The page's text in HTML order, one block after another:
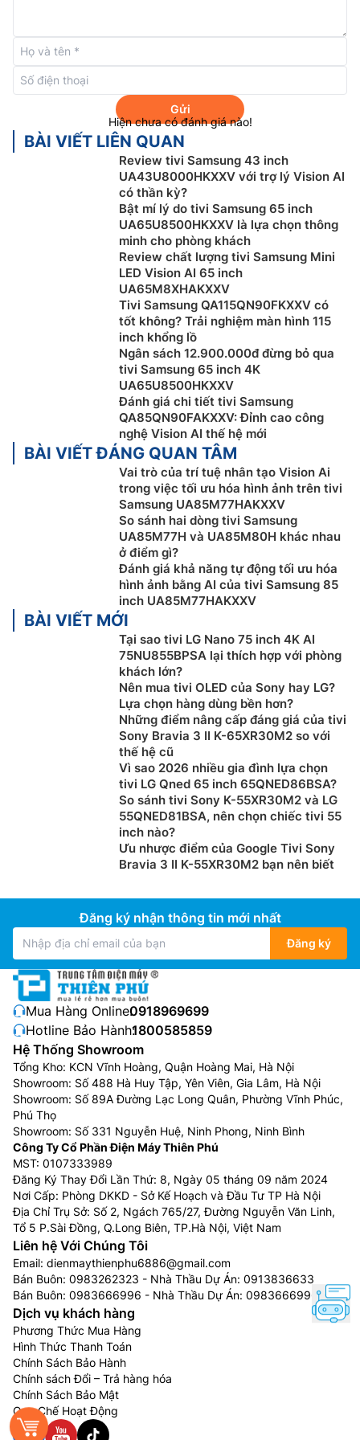
Năm ra mắt: 2026
Hệ điều hành One UI Tizen
One UI Tizen mang đến trải nghiệm liền mạch và đồng
nhất trên các thiết bị Samsung. Samsung Tizen OS
giúp bạn tận hưởng trọn vẹn những đổi mới công nghệ
mới nhất của Samsung — từ truy cập nhanh nội dung
yêu thích, quản lý AI tiện lợi đến khả năng bảo mật
mạnh mẽ với Samsung Knox Security. Đặc biệt, One UI
Tizen sẽ hỗ trợ nâng cấp Tizen OS trong 7 năm tiếp
theo, đảm bảo bạn luôn được trải nghiệm các ứng
dụng và dịch vụ mới nhất.
Bảo mật Samsung Knox
Bảo mật Samsung Knox giúp bảo vệ
UA85M77HAKXXV của bạn mọi lúc. Dữ liệu nhạy cảm
như mật khẩu được bảo mật tuyệt đối, các thiết bị IoT
kết nối được giám sát liên tục và các ứng dụng hoặc
trang web độc hại sẽ bị chặn tự động. Với các bản cập
nhật bảo mật liên tục, TV của bạn luôn an toàn và sẵn
sàng cho trải nghiệm xem an toàn.
Công nghệ hình ảnh trên tivi Samsung 85
inch UA85M77HAKXXV
Bộ xử lý Mini LED 4K:Bộ xử lý Mini LED 4K ứng dụng
công nghệ xử lý độc quyền của Samsung, mang đến
khả năng tái hiện chi tiết tinh xảo hơn, nâng cấp nội
dung với độ chính xác cao để đạt độ rõ nét 4K sống
động, đồng thời tối ưu âm thanh phù hợp với môi
trường xem của bạn.
Đèn nền Mini LED:Sử dụng các đèn nền có kích thước
nhỏ hơn đáng kể so với đèn LED thông thường, công
nghệ đèn nền Mini LED giúp kiểm soát ánh sáng với
độ chính xác cực cao, làm nổi bật các chi tiết tinh vi
và chiều sâu đầy chân thực, mang đến trải nghiệm
hình ảnh sắc nét chuẩn đời thật và độ tương phản
Gửi
Hiện chưa có đánh giá nào!
BÀI VIẾT LIÊN QUAN
Review tivi Samsung 43 inch
UA43U8000HKXXV với trợ lý Vision AI
có thần kỳ?
Bật mí lý do tivi Samsung 65 inch
UA65U8500HKXXV là lựa chọn thông
minh cho phòng khách
Review chất lượng tivi Samsung Mini
LED Vision AI 65 inch
UA65M8XHAKXXV
Tivi Samsung QA115QN90FKXXV có
tốt không? Trải nghiệm màn hình 115
inch khổng lồ
Ngân sách 12.900.000đ đừng bỏ qua
tivi Samsung 65 inch 4K
UA65U8500HKXXV
Đánh giá chi tiết tivi Samsung
QA85QN90FAKXXV: Đỉnh cao công
nghệ Vision AI thế hệ mới
BÀI VIẾT ĐÁNG QUAN TÂM
Vai trò của trí tuệ nhân tạo Vision Ai
trong việc tối ưu hóa hình ảnh trên tivi
Samsung UA85M77HAKXXV
So sánh hai dòng tivi Samsung
UA85M77H và UA85M80H khác nhau
ở điểm gì?
Đánh giá khả năng tự động tối ưu hóa
hình ảnh bằng AI của tivi Samsung 85
inch UA85M77HAKXXV
BÀI VIẾT MỚI
Tại sao tivi LG Nano 75 inch 4K AI
75NU855BPSA lại thích hợp với phòng
khách lớn?
Nên mua tivi OLED của Sony hay LG?
Lựa chọn hàng dùng bền hơn?
Những điểm nâng cấp đáng giá của tivi
Sony Bravia 3 II K-65XR30M2 so với
thế hệ cũ
Vì sao 2026 nhiều gia đình lựa chọn
tivi LG Qned 65 inch 65QNED86BSA?
So sánh tivi Sony K-55XR30M2 và LG
55QNED81BSA, nên chọn chiếc tivi 55
inch nào?
Ưu nhược điểm của Google Tivi Sony
Bravia 3 II K-55XR30M2 bạn nên biết
Đăng ký nhận thông tin mới nhất
Đăng ký
Mua Hàng Online:0918969699
Hotline Bảo Hành:1800585859
Hệ Thống Showroom
Tổng Kho: KCN Vĩnh Hoàng, Quận Hoàng Mai, Hà Nội
Showroom: Số 488 Hà Huy Tập, Yên Viên, Gia Lâm, Hà Nội
Showroom: Số 89A Đường Lạc Long Quân, Phường Vĩnh Phúc,
Phú Thọ
Showroom: Số 331 Nguyễn Huệ, Ninh Phong, Ninh Bình
Công Ty Cổ Phần Điện Máy Thiên Phú
MST: 0107333989
Đăng Ký Thay Đổi Lần Thứ: 8, Ngày 05 tháng 09 năm 2024
Nơi Cấp: Phòng DKKD - Sở Kế Hoạch và Đầu Tư TP Hà Nội
Địa Chỉ Trụ Sở: Số 2, Ngách 765/27, Đường Nguyễn Văn Linh,
Tổ 5 P.Sài Đồng, Q.Long Biên, TP.Hà Nội, Việt Nam
Liên hệ Với Chúng Tôi
Email: dienmaythienphu6886@gmail.com
Bán Buôn: 0983262323 - Nhà Thầu Dự Án: 0913836633
Bán Buôn: 0983666996 - Nhà Thầu Dự Án: 0983666996
Dịch vụ khách hàng
Phương Thức Mua Hàng
Hình Thức Thanh Toán
Chính Sách Bảo Hành
Chính sách Đổi – Trả hàng hóa
Chính Sách Bảo Mật
Quy Chế Hoạt Động